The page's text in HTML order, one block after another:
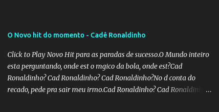
O Novo hit do momento - Cadê Ronaldinho
Click to Play Novo Hit para as paradas de sucesso.O Mundo inteiro
esta perguntando, onde est o mgico da bola, onde est?Cad
Ronaldinho? Cad Ronaldinho? Cad Ronaldinho?No d conta do
recado, pede pra sair meu irmo.Cad Ronaldinho? Cad Ronaldinho?